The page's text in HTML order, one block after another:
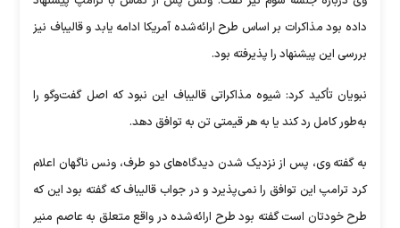
داده بود مذاکرات بر اساس طرح ارائه‌شده آمریکا ادامه یابد و قالیباف نیز
بررسی این پیشنهاد را پذیرفته بود.
نبویان تأکید کرد: شیوه مذاکراتی قالیباف این نبود که اصل گفت‌وگو را
به‌طور کامل رد کند یا به هر قیمتی تن به توافق دهد.
به گفته وی، پس از نزدیک شدن دیدگاه‌های دو طرف، ونس ناگهان اعلام
کرد ترامپ این توافق را نمی‌پذیرد و در جواب قالیباف که گفته بود این که
طرح خودتان است گفته بود طرح ارائه‌شده در واقع متعلق به عاصم منیر